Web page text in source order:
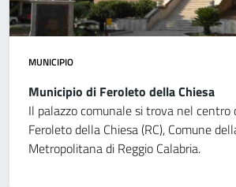
MUNICIPIO
Municipio di Feroleto della Chiesa
Il palazzo comunale si trova nel centro
Feroleto della Chiesa (RC), Comune
Metropolitana di Reggio Calabria.